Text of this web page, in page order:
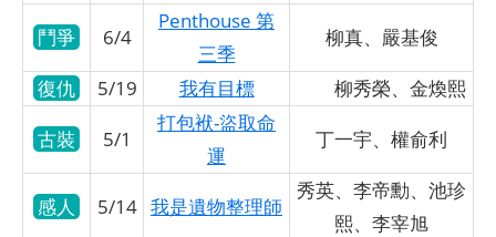
鬥爭
6/4
Penthouse 第
三季
柳真、嚴基俊
復仇
5/19 我有目標
柳秀榮、金煥熙
古裝
5/1
打包袱-盜取命
運
丁一宇、權俞利
感人 5/14 我是遺物整理師
秀英、李帝勳、池珍
熙、李宰旭